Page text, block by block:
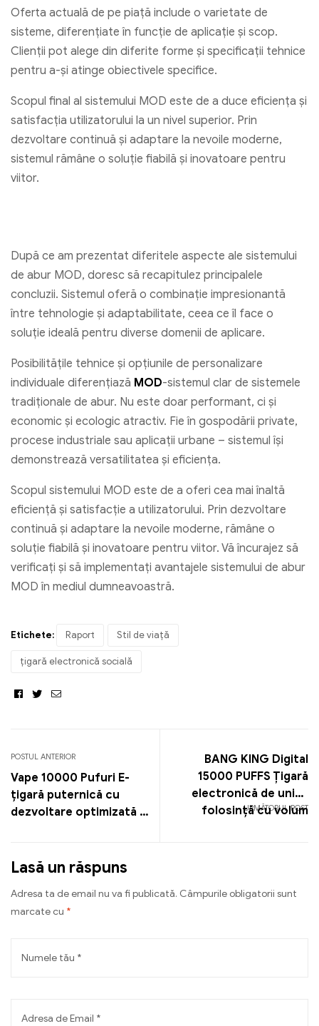
Oferta actuală de pe piață include o varietate de
sisteme, diferențiate în funcție de aplicație și scop.
Clienții pot alege din diferite forme și specificații tehnice
pentru a-și atinge obiectivele specifice.
Scopul final al sistemului MOD este de a duce eficiența și
satisfacția utilizatorului la un nivel superior. Prin
dezvoltare continuă și adaptare la nevoile moderne,
sistemul rămâne o soluție fiabilă și inovatoare pentru
viitor.
După ce am prezentat diferitele aspecte ale sistemului
de abur MOD, doresc să recapitulez principalele
concluzii. Sistemul oferă o combinație impresionantă
între tehnologie și adaptabilitate, ceea ce îl face o
soluție ideală pentru diverse domenii de aplicare.
Posibilitățile tehnice și opțiunile de personalizare
individuale diferențiază MOD-sistemul clar de sistemele
tradiționale de abur. Nu este doar performant, ci și
economic și ecologic atractiv. Fie în gospodării private,
procese industriale sau aplicații urbane – sistemul își
demonstrează versatilitatea și eficiența.
Scopul sistemului MOD este de a oferi cea mai înaltă
eficiență și satisfacție a utilizatorului. Prin dezvoltare
continuă și adaptare la nevoile moderne, rămâne o
soluție fiabilă și inovatoare pentru viitor. Vă încurajez să
verificați și să implementați avantajele sistemului de abur
MOD în mediul dumneavoastră.
Etichete: Raport Stil de viață
țigară electronică socială
Facebook
TwitterEmail
POSTUL ANTERIOR
Vape 10000 Pufuri E-
țigară puternică cu
dezvoltare optimizată a
URMĂTORUL POST
BANG KING Digital
15000 PUFFS Țigară
electronică de unică
folosință cu volum
Lasă un răspuns
Adresa ta de email nu va fi publicată. Câmpurile obligatorii sunt
marcate cu *